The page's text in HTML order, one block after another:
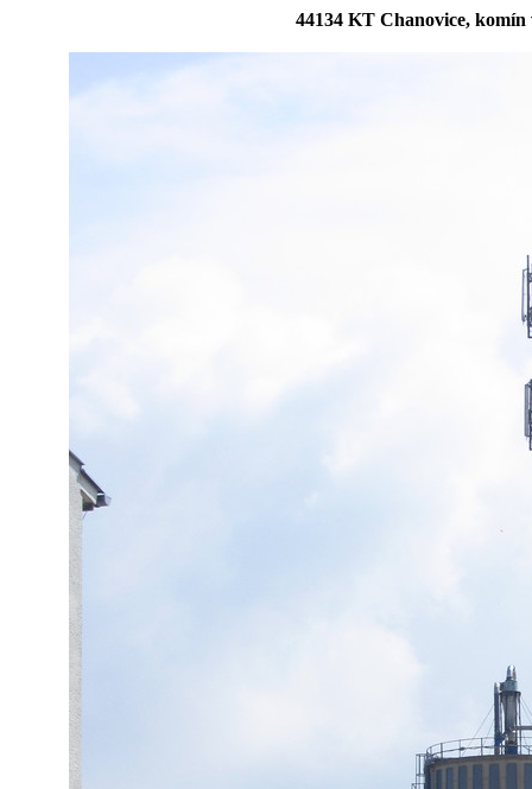
44134 KT Chanovice,